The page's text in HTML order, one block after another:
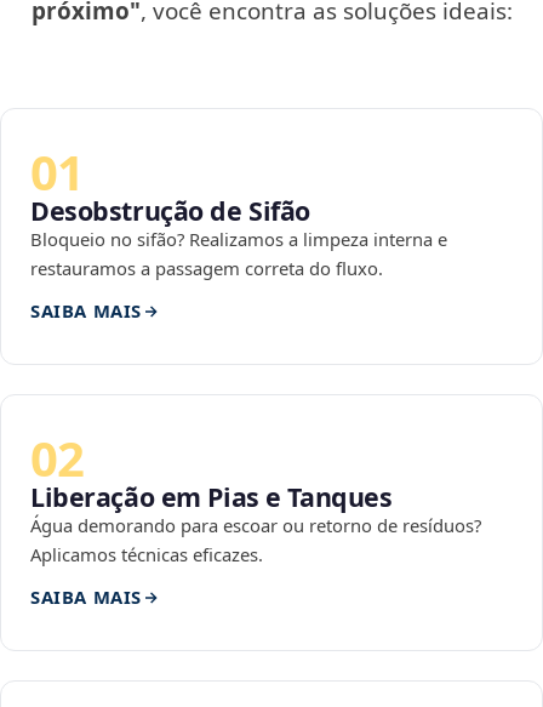
próximo", você encontra as soluções ideais:
01
Desobstrução de Sifão
Bloqueio no sifão? Realizamos a limpeza interna e
restauramos a passagem correta do fluxo.
SAIBA MAIS
02
Liberação em Pias e Tanques
Água demorando para escoar ou retorno de resíduos?
Aplicamos técnicas eficazes.
SAIBA MAIS